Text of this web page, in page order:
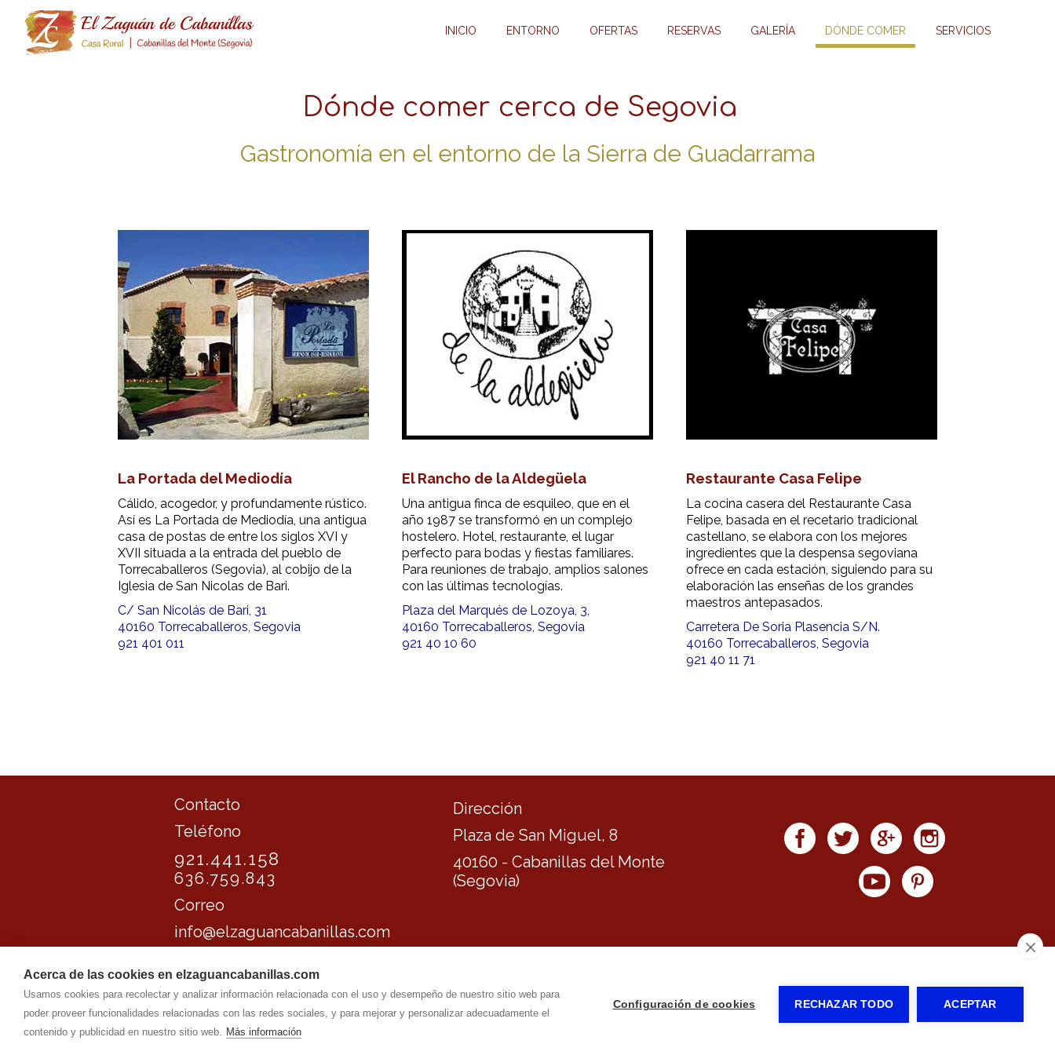
Acerca de las cookies en elzaguancabanillas.com
Usamos cookies para recolectar y analizar información relacionada con el uso y desempeño de nuestro sitio web para
poder proveer funcionalidades relacionadas con las redes sociales, y para mejorar y personalizar adecuadamente el
contenido y publicidad en nuestro sitio web. Más información
Configuración de cookies RECHAZAR TODO ACEPTAR
INICIO ENTORNO OFERTAS RESERVAS GALERÍA DÓNDE COMER SERVICIOS
Dónde comer cerca de Segovia
Gastronomía en el entorno de la Sierra de Guadarrama
La Portada del Mediodía
Cálido, acogedor, y profundamente rústico.
Así es La Portada de Mediodía, una antigua
casa de postas de entre los siglos XVI y
XVII situada a la entrada del pueblo de
Torrecaballeros (Segovia), al cobijo de la
Iglesia de San Nicolas de Bari.
C/ San Nicolás de Bari, 31
40160 Torrecaballeros, Segovia
921 401 011
El Rancho de la Aldegüela
Una antigua finca de esquileo, que en el
año 1987 se transformó en un complejo
hostelero. Hotel, restaurante, el lugar
perfecto para bodas y fiestas familiares.
Para reuniones de trabajo, amplios salones
con las últimas tecnologías.
Plaza del Marqués de Lozoya, 3,
40160 Torrecaballeros, Segovia
921 40 10 60
Restaurante Casa Felipe
La cocina casera del Restaurante Casa
Felipe, basada en el recetario tradicional
castellano, se elabora con los mejores
ingredientes que la despensa segoviana
ofrece en cada estación, siguiendo para su
elaboración las enseñas de los grandes
maestros antepasados.
Carretera De Soria Plasencia S/N.
40160 Torrecaballeros, Segovia
921 40 11 71
Contacto
Teléfono
921.441.158
636.759.843
Correo
info@elzaguancabanillas.com
Dirección
Plaza de San Miguel, 8
40160 - Cabanillas del Monte
(Segovia)
EL ZAGUAN DE CABANILLAS-Aviso legal-Política de privacidad-Política de cookies - by RuralesDATA -Panel de control